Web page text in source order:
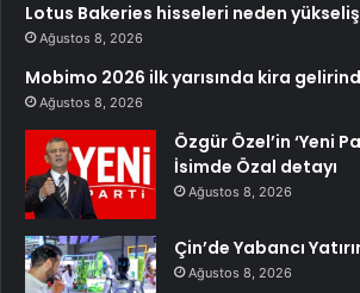
Lotus Bakeries hisseleri neden
Ağustos 8, 2026
Mobimo 2026 ilk yarısında kira
Ağustos 8, 2026
Özgür Özel’in ‘Yeni
İsimde Özal detayı
Ağustos 8, 2026
Çin’de Yabancı
Ağustos 8, 2026